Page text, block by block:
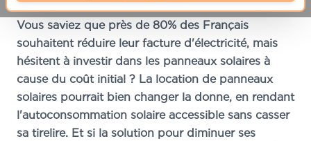
Vous saviez que près de 80% des Français
souhaitent réduire leur facture d'électricité, mais
hésitent à investir dans les panneaux solaires à
cause du coût initial ? La location de panneaux
solaires pourrait bien changer la donne, en rendant
l'autoconsommation solaire accessible sans casser
sa tirelire. Et si la solution pour diminuer ses